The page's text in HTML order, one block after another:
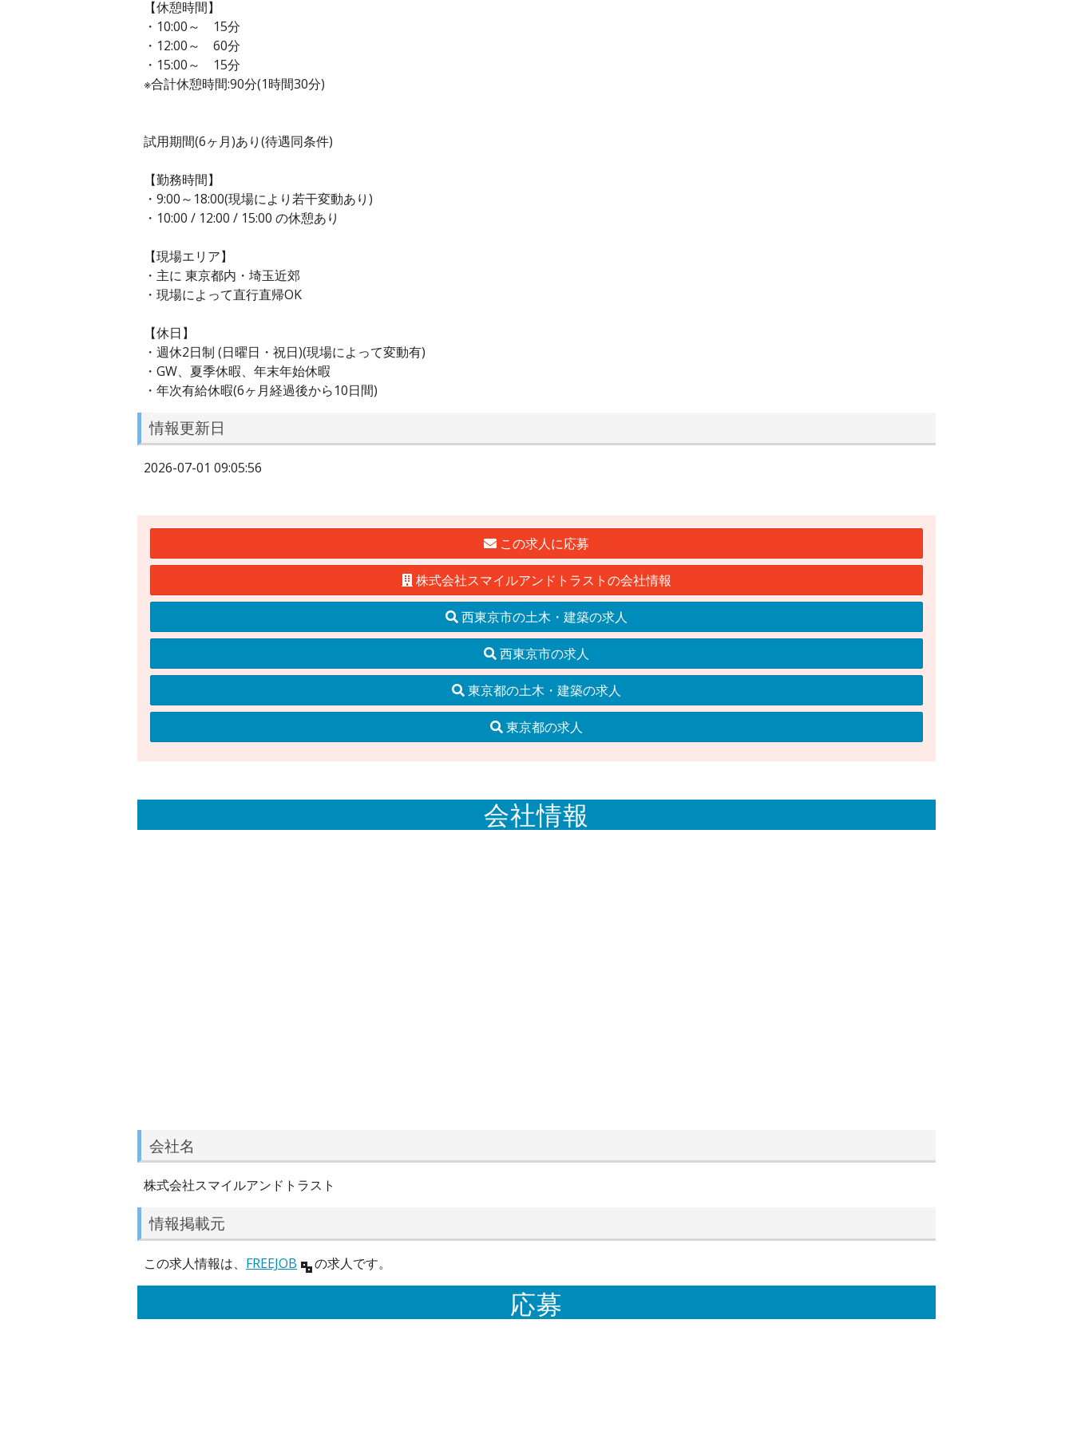
【休憩時間】
・10:00～ 15分
・12:00～ 60分
・15:00～ 15分
※合計休憩時間:90分(1時間30分)
試用期間(6ヶ月)あり(待遇同条件)
【勤務時間】
・9:00～18:00(現場により若干変動あり)
・10:00 / 12:00 / 15:00 の休憩あり
【現場エリア】
・主に 東京都内・埼玉近郊
・現場によって直行直帰OK
【休日】
・週休2日制 (日曜日・祝日)(現場によって変動有)
・GW、夏季休暇、年末年始休暇
・年次有給休暇(6ヶ月経過後から10日間)
情報更新日
2026-07-01 09:05:56
この求人に応募
株式会社スマイルアンドトラストの会社情報
西東京市の土木・建築の求人
西東京市の求人
東京都の土木・建築の求人
東京都の求人
会社情報
会社名
株式会社スマイルアンドトラスト
情報掲載元
この求人情報は、 FREEJOB の求人です。
応募